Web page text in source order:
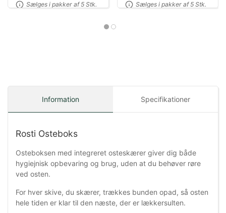
Sælges i pakker af 5 Stk.
Sælges i pakker af 5 Stk.
Information Specifikationer
Rosti Osteboks
Osteboksen med integreret osteskærer giver dig både
hygiejnisk opbevaring og brug, uden at du behøver røre
ved osten.
For hver skive, du skærer, trækkes bunden opad, så osten
hele tiden er klar til den næste, der er lækkersulten.